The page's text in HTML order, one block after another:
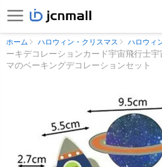
ホーム ハロウィン・クリスマス ハロウィ
ーキデコレーションカード宇宙飛行士
マのベーキングデコレーションセット